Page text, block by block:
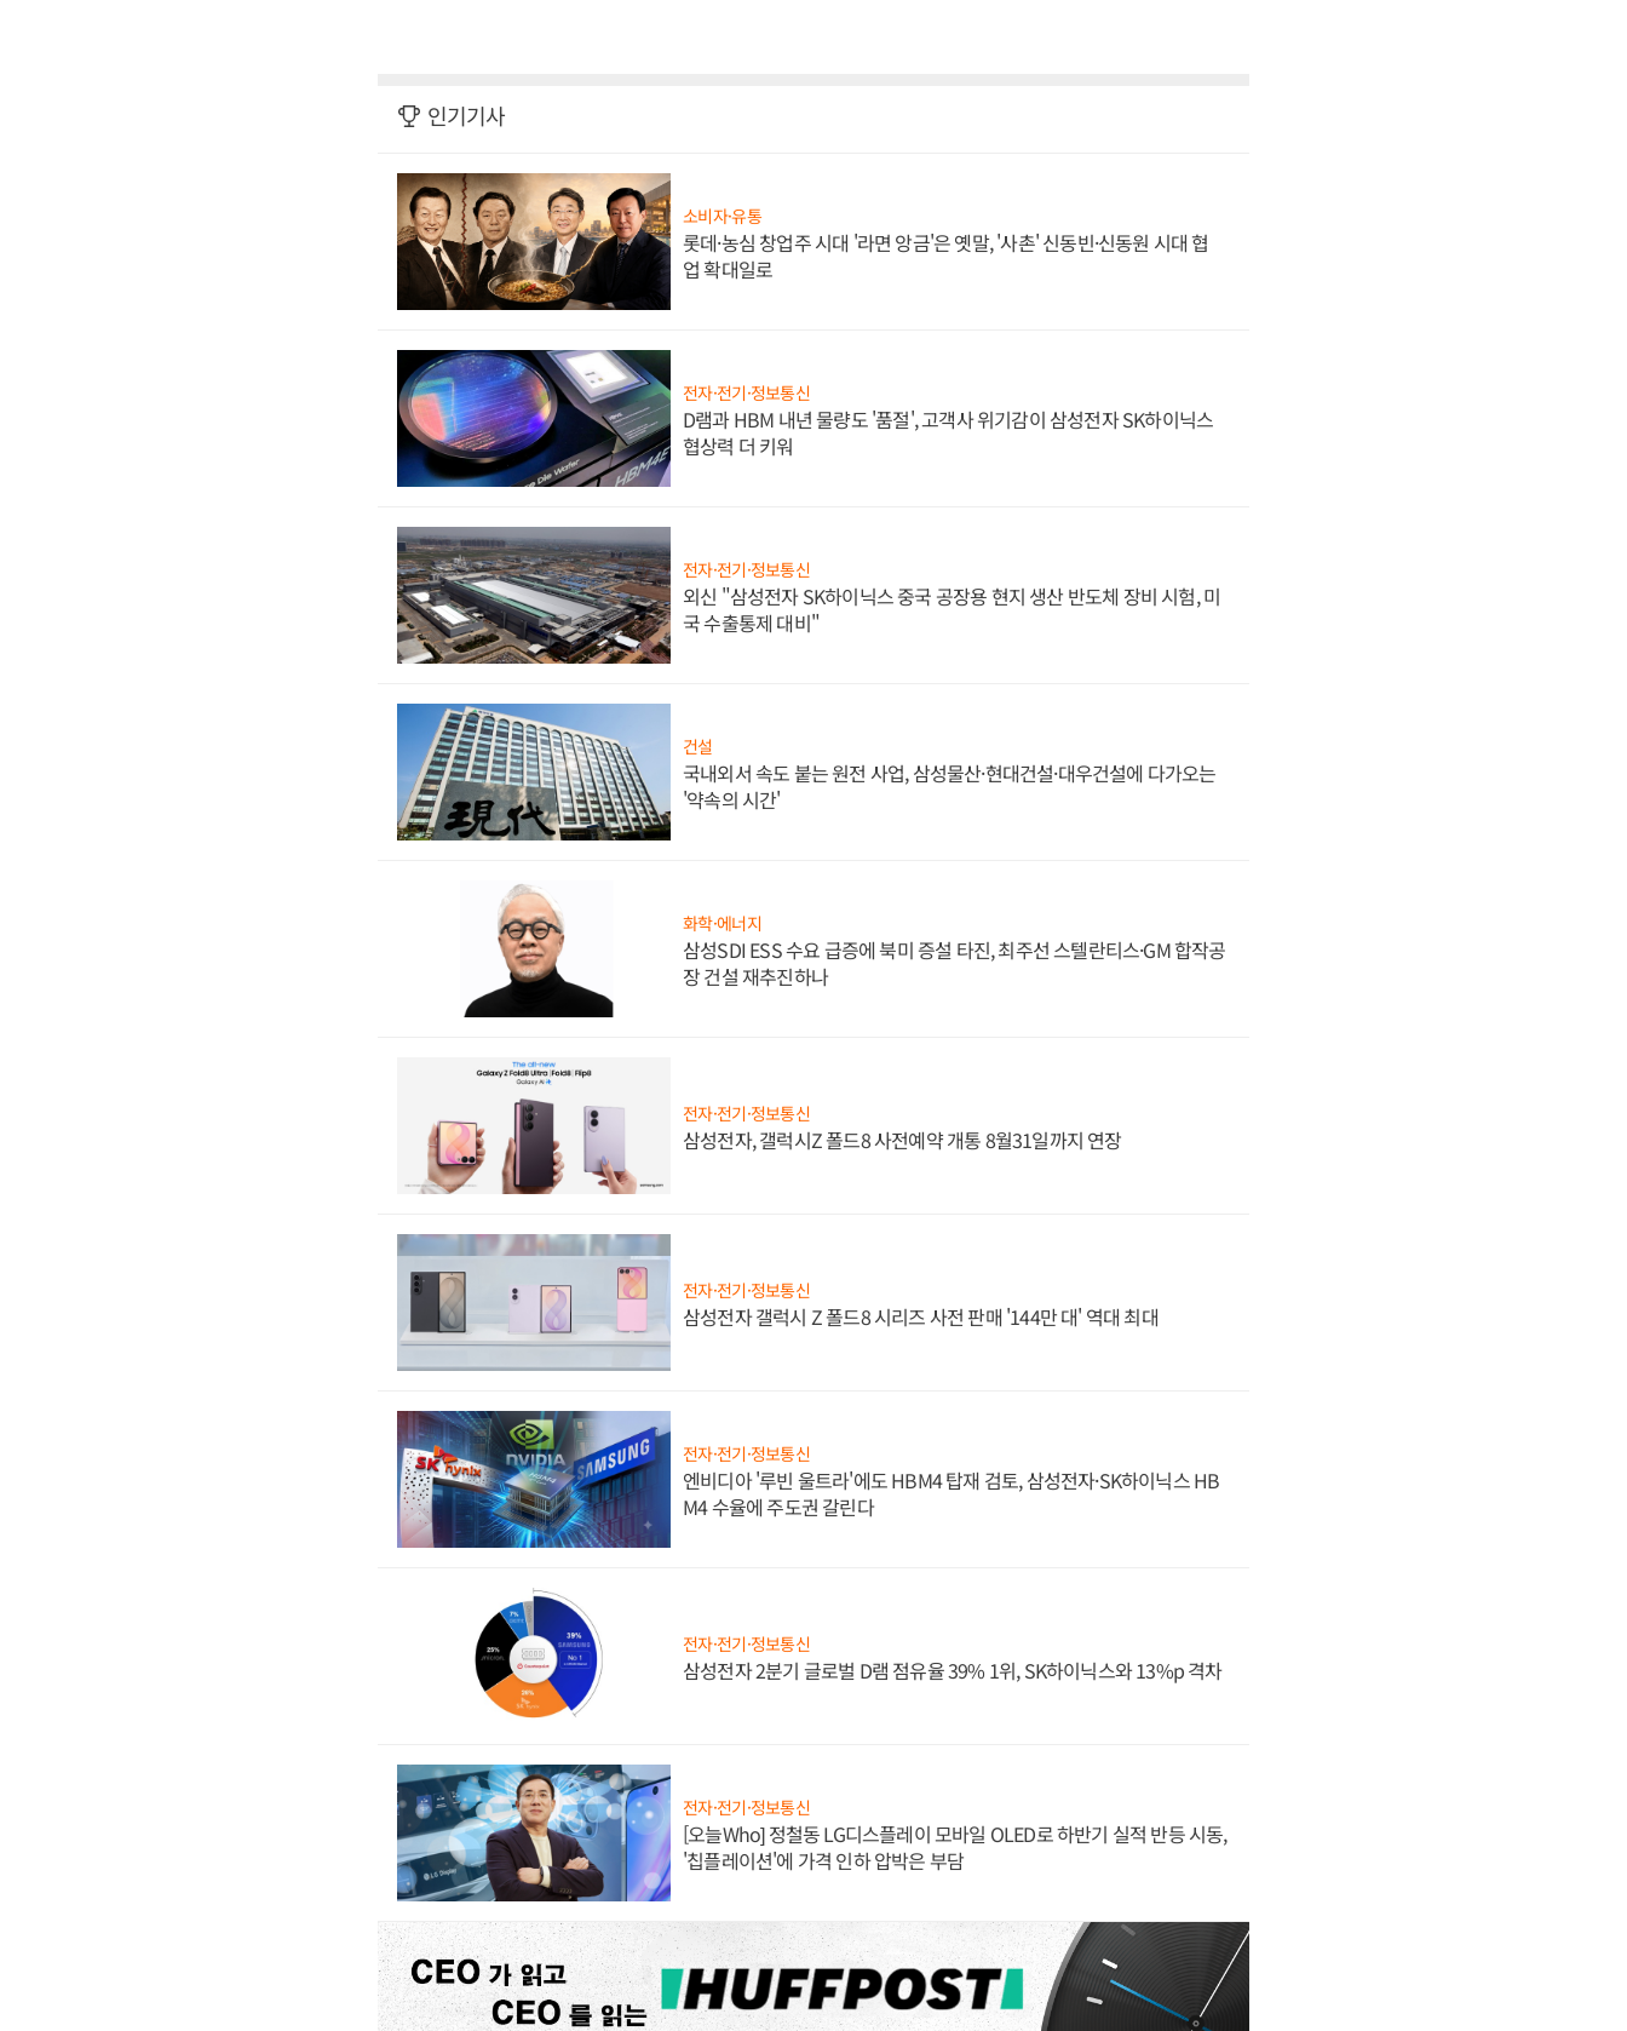
인기기사
소비자·유통
롯데·농심 창업주 시대 '라면 앙금'은 옛말, '사촌' 신동빈·신동원 시대 협
업 확대일로
전자·전기·정보통신
D램과 HBM 내년 물량도 '품절', 고객사 위기감이 삼성전자 SK하이닉스
협상력 더 키워
전자·전기·정보통신
외신 "삼성전자 SK하이닉스 중국 공장용 현지 생산 반도체 장비 시험, 미
국 수출통제 대비"
건설
국내외서 속도 붙는 원전 사업, 삼성물산·현대건설·대우건설에 다가오는
'약속의 시간'
화학·에너지
삼성SDI ESS 수요 급증에 북미 증설 타진, 최주선 스텔란티스·GM 합작공
장 건설 재추진하나
전자·전기·정보통신
삼성전자, 갤럭시Z 폴드8 사전예약 개통 8월31일까지 연장
전자·전기·정보통신
삼성전자 갤럭시 Z 폴드8 시리즈 사전 판매 '144만 대' 역대 최대
전자·전기·정보통신
엔비디아 '루빈 울트라'에도 HBM4 탑재 검토, 삼성전자·SK하이닉스 HB
M4 수율에 주도권 갈린다
전자·전기·정보통신
삼성전자 2분기 글로벌 D램 점유율 39% 1위, SK하이닉스와 13%p 격차
전자·전기·정보통신
[오늘Who] 정철동 LG디스플레이 모바일 OLED로 하반기 실적 반등 시동,
'칩플레이션'에 가격 인하 압박은 부담